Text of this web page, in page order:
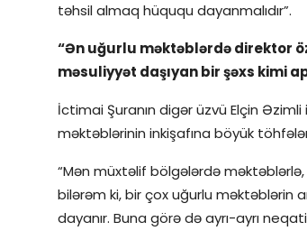
təhsil almaq hüququ dayanmalıdır”.
“Ən uğurlu məktəblərdə direktor
məsuliyyət daşıyan bir şəxs kimi
İctimai Şuranın digər üzvü Elçin
məktəblərinin inkişafına böyük
“Mən müxtəlif bölgələrdə
bilərəm ki, bir çox uğurlu məktəblərin
dayanır. Buna görə də ayrı-ayrı